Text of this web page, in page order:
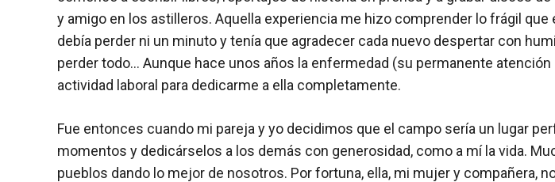
y amigo en los astilleros. Aquella experiencia me hizo comprender lo frágil que
debía perder ni un minuto y tenía que agradecer cada nuevo despertar con
perder todo… Aunque hace unos años la enfermedad (su permanente
actividad laboral para dedicarme a ella completamente.
Fue entonces cuando mi pareja y yo decidimos que el campo sería un lugar
momentos y dedicárselos a los demás con generosidad, como a mí la vida.
pueblos dando lo mejor de nosotros. Por fortuna, ella, mi mujer y compañera,